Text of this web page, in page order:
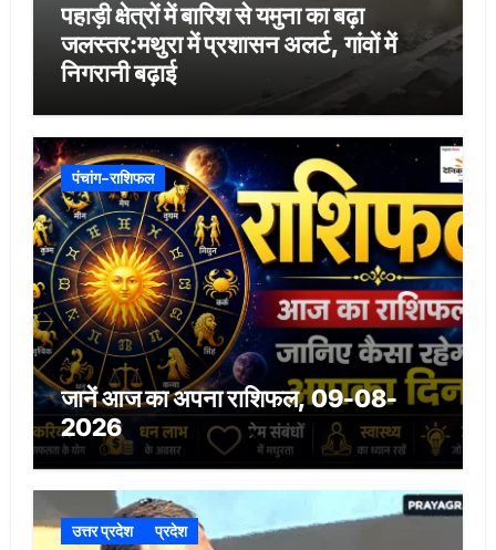
पहाड़ी क्षेत्रों में बारिश से यमुना का बढ़ा
जलस्तर:मथुरा में प्रशासन अलर्ट, गांवों में
निगरानी बढ़ाई
पंचांग-राशिफल
जानें आज का अपना राशिफल, 09-08-
2026
उत्तर प्रदेश प्रदेश